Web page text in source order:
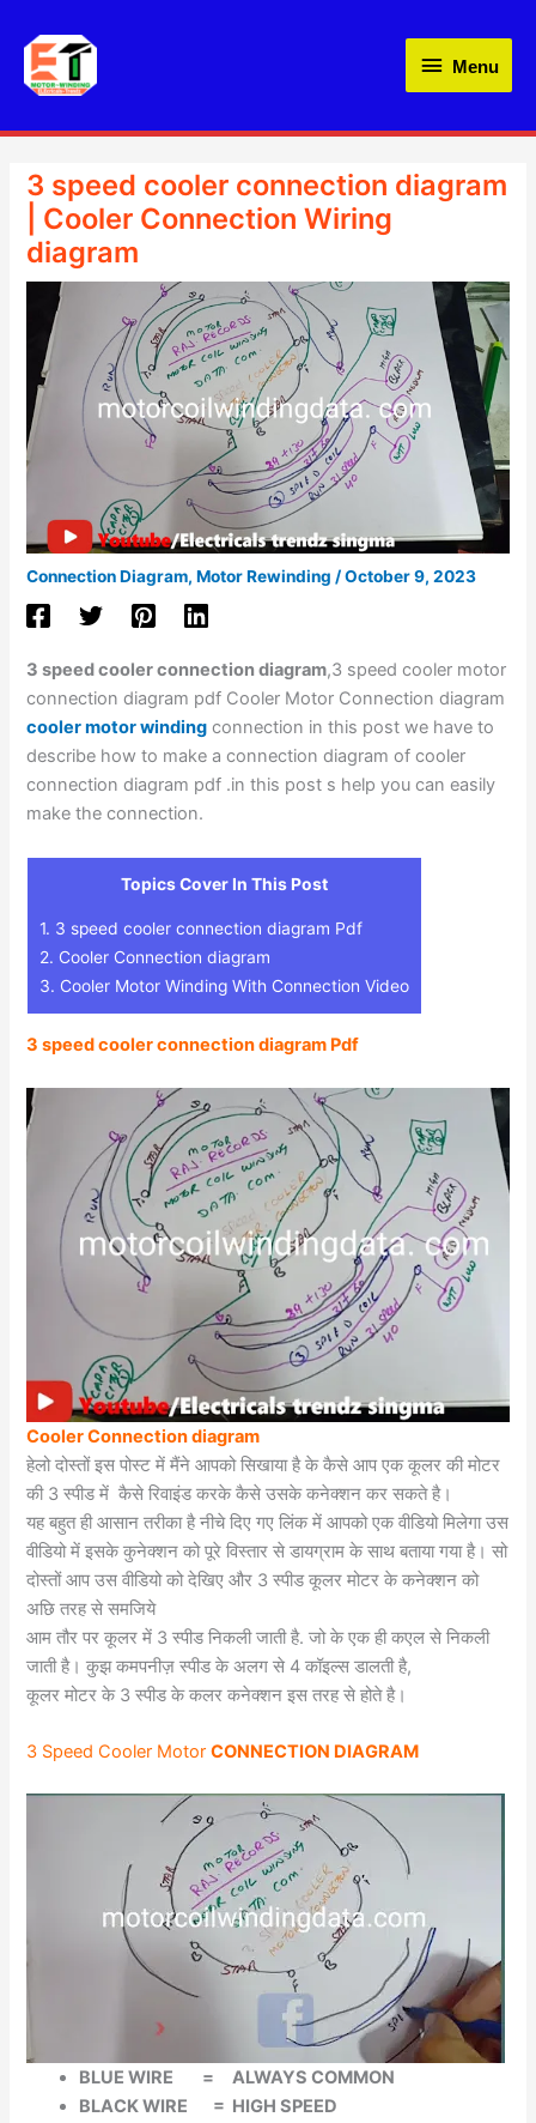
content
Menu
Menu
3 speed cooler connection diagram
| Cooler Connection Wiring
diagram
Connection Diagram,Motor Rewinding /October 9, 2023
3 speed cooler connection diagram,3 speed cooler motor
connection diagram pdf Cooler Motor Connection diagram
cooler motor winding connection in this post we have to
describe how to make a connection diagram of cooler
connection diagram pdf .in this post s help you can easily
make the connection.
Topics Cover In This Post
1. 3 speed cooler connection diagram Pdf
2. Cooler Connection diagram
3. Cooler Motor Winding With Connection Video
3 speed cooler connection diagram Pdf
Cooler Connection diagram
हेलो दोस्तों इस पोस्ट में मैंने आपको सिखाया है के कैसे आप एक कूलर की मोटर
की 3 स्पीड में कैसे रिवाइंड करके कैसे उसके कनेक्शन कर सकते है।
यह बहुत ही आसान तरीका है नीचे दिए गए लिंक में आपको एक वीडियो मिलेगा उस
वीडियो में इसके कुनेक्शन को पूरे विस्तार से डायग्राम के साथ बताया गया है। सो
दोस्तों आप उस वीडियो को देखिए और 3 स्पीड कूलर मोटर के कनेक्शन को
अछि तरह से समजिये
आम तौर पर कूलर में 3 स्पीड निकली जाती है. जो के एक ही कएल से निकली
जाती है। कुझ कमपनीज़ स्पीड के अलग से 4 कॉइल्स डालती है,
कूलर मोटर के 3 स्पीड के कलर कनेक्शन इस तरह से होते है।
3 Speed Cooler MotorCONNECTION DIAGRAM
BLUE WIRE = ALWAYS COMMON
BLACK WIRE = HIGH SPEED